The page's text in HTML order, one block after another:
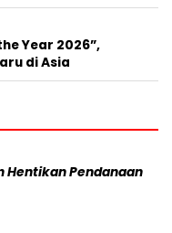
Year 2026”,
di Asia
Hentikan Pendanaan